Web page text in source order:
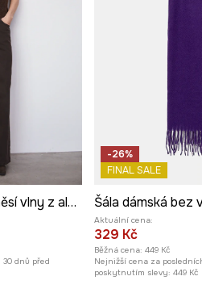
Šála dámská s příměsí vlny z alpaky a ovčí vlny
dnů před
-26%
FINAL SALE
Aktuální cena:
329 Kč
Běžná cena: 449 Kč
Nejnižší cena za
poskytnutím slevy: 449 Kč